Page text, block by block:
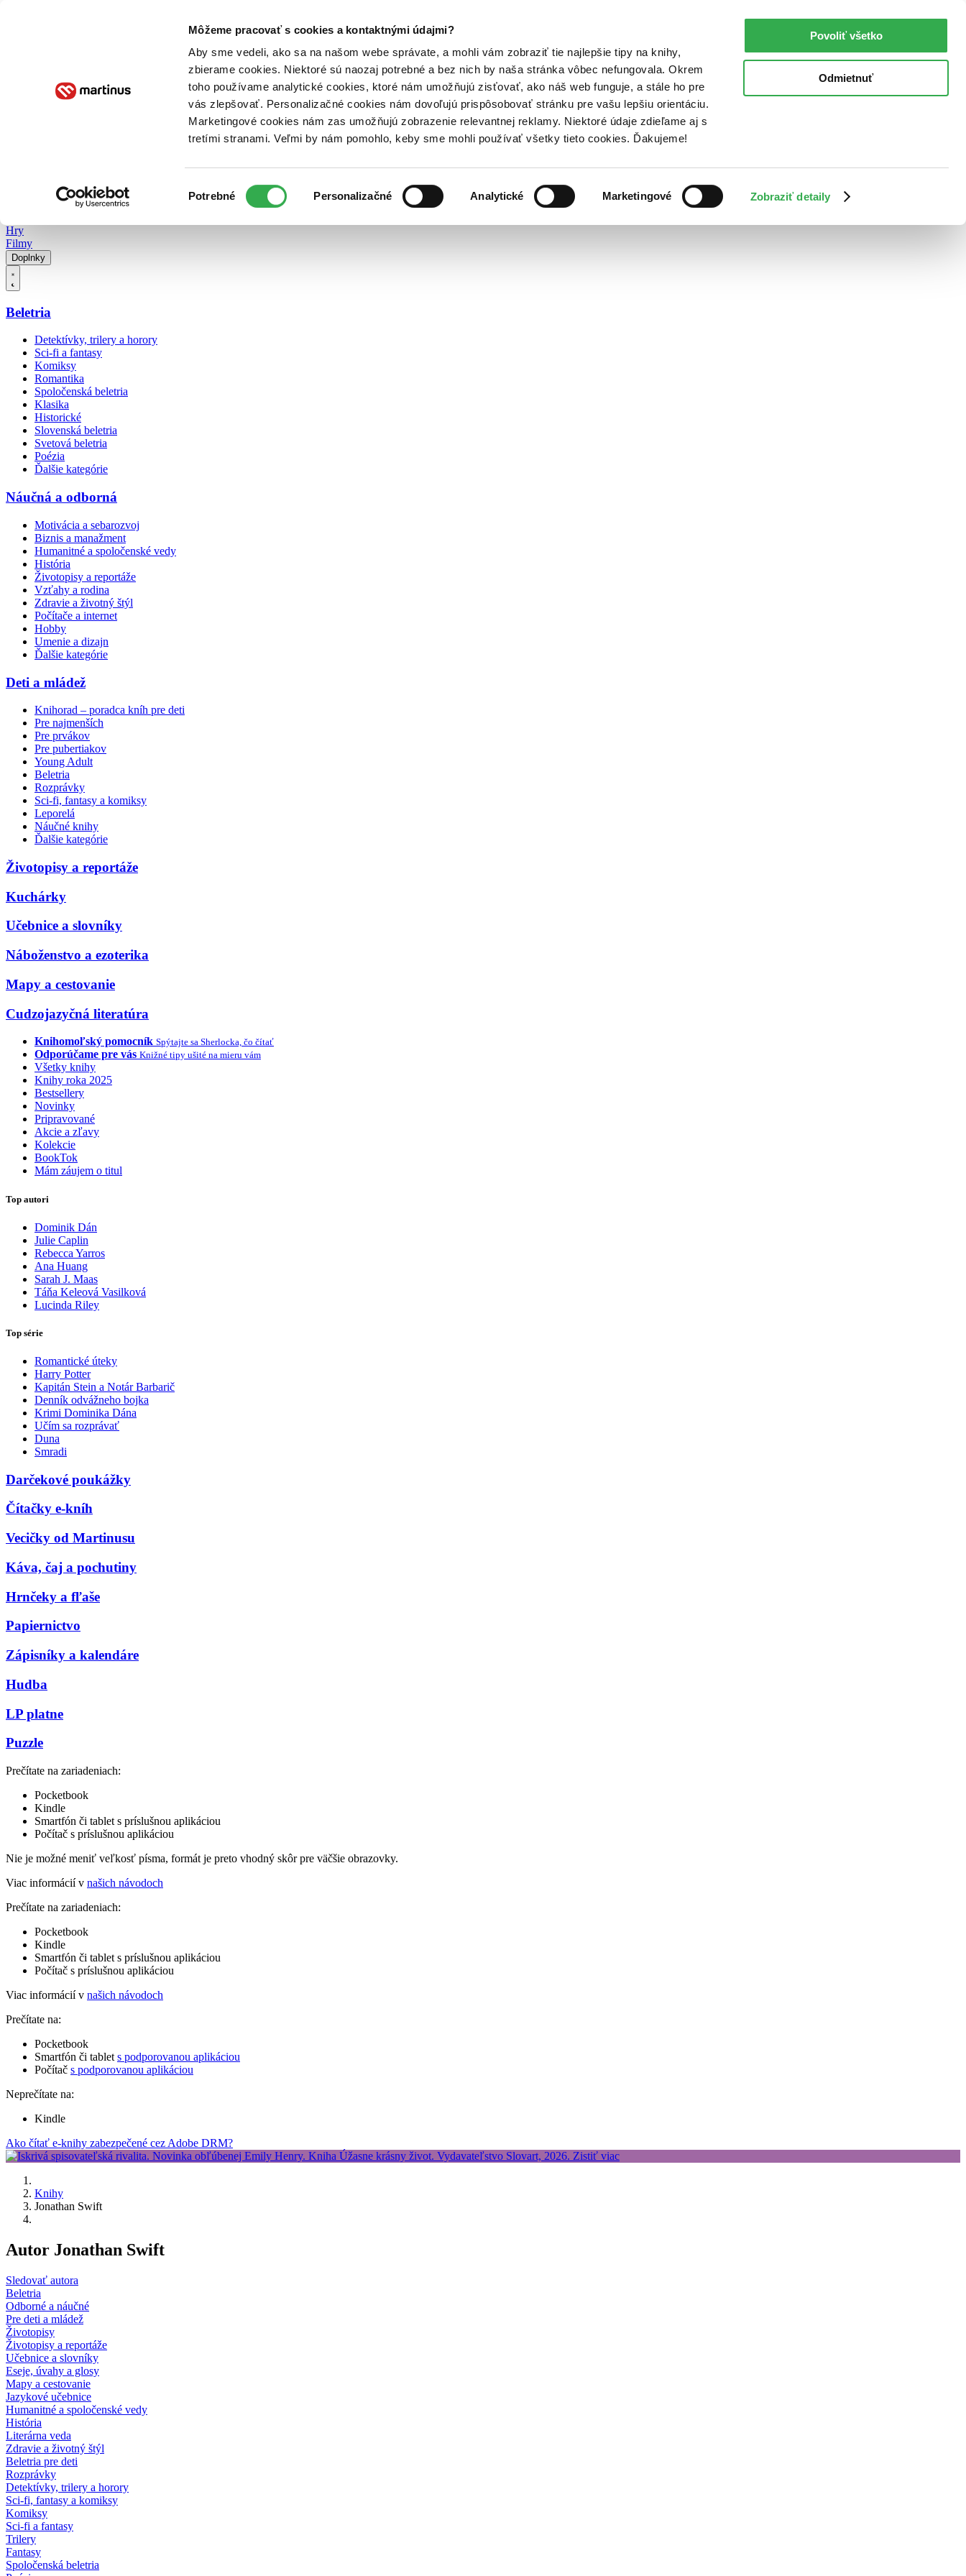
Môžeme pracovať s cookies a kontaktnými údajmi?
Aby sme vedeli, ako sa na našom webe správate, a mohli vám zobraziť tie najlepšie tipy na knihy,
zbierame cookies. Niektoré sú naozaj potrebné a bez nich by naša stránka vôbec nefungovala. Okrem
toho používame analytické cookies, ktoré nám umožňujú zisťovať, ako náš web funguje, a stále ho pre
vás zlepšovať. Personalizačné cookies nám dovoľujú prispôsobovať stránku pre vašu lepšiu orientáciu.
Marketingové cookies nám zas umožňujú zobrazenie relevantnej reklamy. Niektoré údaje zdieľame aj s
tretími stranami. Veľmi by nám pomohlo, keby sme mohli používať všetky tieto cookies. Ďakujeme!
súhlasu
Potrebné Personalizačné Analytické Marketingové Zobraziť detaily
Povoliť všetko
Odmietnuť
Poukážky Kontakt
Hry
Filmy
Doplnky
Beletria
Detektívky, trilery a horory
Sci-fi a fantasy
Komiksy
Romantika
Spoločenská beletria
Klasika
Historické
Slovenská beletria
Svetová beletria
Poézia
Ďalšie kategórie
Náučná a odborná
Motivácia a sebarozvoj
Biznis a manažment
Humanitné a spoločenské vedy
História
Životopisy a reportáže
Vzťahy a rodina
Zdravie a životný štýl
Počítače a internet
Hobby
Umenie a dizajn
Ďalšie kategórie
Deti a mládež
Knihorad – poradca kníh pre deti
Pre najmenších
Pre prvákov
Pre pubertiakov
Young Adult
Beletria
Rozprávky
Sci-fi, fantasy a komiksy
Leporelá
Náučné knihy
Ďalšie kategórie
Životopisy a reportáže
Kuchárky
Učebnice a slovníky
Náboženstvo a ezoterika
Mapy a cestovanie
Cudzojazyčná literatúra
Knihomoľský pomocník Spýtajte sa Sherlocka, čo čítať
Odporúčame pre vás Knižné tipy ušité na mieru vám
Všetky knihy
Knihy roka 2025
Bestsellery
Novinky
Pripravované
Akcie a zľavy
Kolekcie
BookTok
Mám záujem o titul
Top autori
Dominik Dán
Julie Caplin
Rebecca Yarros
Ana Huang
Sarah J. Maas
Táňa Keleová Vasilková
Lucinda Riley
Top série
Romantické úteky
Harry Potter
Kapitán Stein a Notár Barbarič
Denník odvážneho bojka
Krimi Dominika Dána
Učím sa rozprávať
Duna
Smradi
Darčekové poukážky
Čítačky e-kníh
Vecičky od Martinusu
Káva, čaj a pochutiny
Hrnčeky a fľaše
Papiernictvo
Zápisníky a kalendáre
Hudba
LP platne
Puzzle
Prečítate na zariadeniach:
Pocketbook
Kindle
Smartfón či tablet s príslušnou aplikáciou
Počítač s príslušnou aplikáciou
Nie je možné meniť veľkosť písma, formát je preto vhodný skôr pre väčšie obrazovky.
Viac informácií v našich návodoch
Prečítate na zariadeniach:
Pocketbook
Kindle
Smartfón či tablet s príslušnou aplikáciou
Počítač s príslušnou aplikáciou
Viac informácií v našich návodoch
Prečítate na:
Pocketbook
Smartfón či tablet s podporovanou aplikáciou
Počítač s podporovanou aplikáciou
Neprečítate na:
Kindle
Ako čítať e-knihy zabezpečené cez Adobe DRM?
Knihy
Jonathan Swift
Autor Jonathan Swift
Sledovať autora
Beletria
Odborné a náučné
Pre deti a mládež
Životopisy
Životopisy a reportáže
Učebnice a slovníky
Eseje, úvahy a glosy
Mapy a cestovanie
Jazykové učebnice
Humanitné a spoločenské vedy
História
Literárna veda
Zdravie a životný štýl
Beletria pre deti
Rozprávky
Detektívky, trilery a horory
Sci-fi, fantasy a komiksy
Komiksy
Sci-fi a fantasy
Trilery
Fantasy
Spoločenská beletria